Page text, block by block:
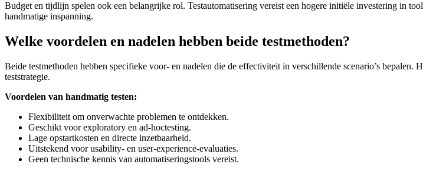
Budget en tijdlijn spelen ook een belangrijke rol. Testautomatisering vereist een hogere initiële investering in
handmatige inspanning.
Welke voordelen en nadelen hebben beide testmethoden?
Beide testmethoden hebben specifieke voor- en nadelen die de effectiviteit in verschillende scenario’s
teststrategie.
Voordelen van handmatig testen:
Flexibiliteit om onverwachte problemen te ontdekken.
Geschikt voor exploratory en ad-hoctesting.
Lage opstartkosten en directe inzetbaarheid.
Uitstekend voor usability- en user-experience-evaluaties.
Geen technische kennis van automatiseringstools vereist.